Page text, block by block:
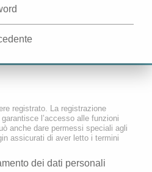
registrato. La registrazione
l’accesso alle funzioni
anche dare permessi speciali agli
assicurati di aver letto i termini
dei dati personali